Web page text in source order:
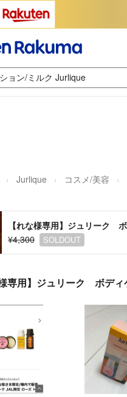
Jurlique コスメ/美容
【れな様専用】ジュリーク
¥4,300
SOLDOUT
様専用】ジュリーク ボデ